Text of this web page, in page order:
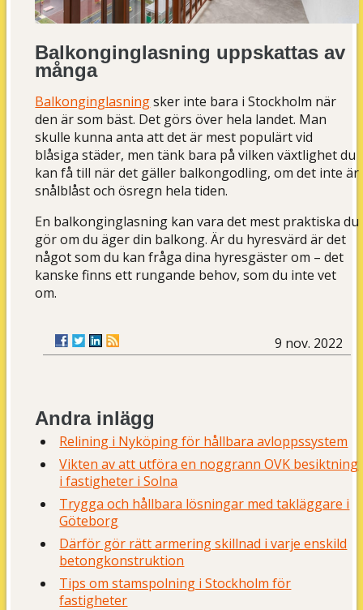
Balkonginglasning uppskattas av
många
Balkonginglasningsker inte bara i Stockholm när
den är som bäst. Det görs över hela landet. Man
skulle kunna anta att det är mest populärt vid
blåsiga städer, men tänk bara på vilken växtlighet du
kan få till när det gäller balkongodling, om det inte är
snålblåst och ösregn hela tiden.
En balkonginglasning kan vara det mest praktiska du
gör om du äger din balkong. Är du hyresvärd är det
något som du kan fråga dina hyresgäster om – det
kanske finns ett rungande behov, som du inte vet
om.
9 nov. 2022
Andra inlägg
Relining i Nyköping för hållbara avloppssystem
Vikten av att utföra en noggrann OVK besiktning
i fastigheter i Solna
Trygga och hållbara lösningar med takläggare i
Göteborg
Därför gör rätt armering skillnad i varje enskild
betongkonstruktion
Tips om stamspolning i Stockholm för
fastigheter